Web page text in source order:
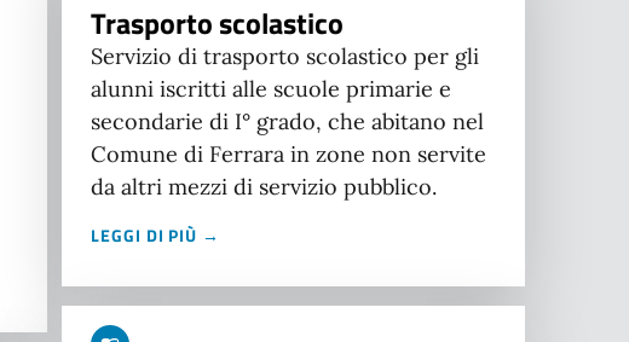
Trasporto scolastico
Servizio di trasporto scolastico per gli
alunni iscritti alle scuole primarie e
secondarie di I° grado, che abitano nel
Comune di Ferrara in zone non servite
da altri mezzi di servizio pubblico.
LEGGI DI PIÙ →